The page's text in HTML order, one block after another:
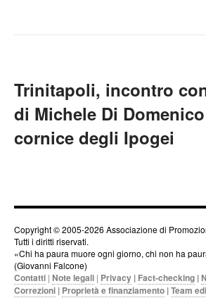
Trinitapoli, incontro
di Michele Di
cornice degli Ipogei
Copyright © 2005-2026 Associazione di
Tutti i diritti riservati.
«Chi ha paura muore ogni giorno, chi non ha
(Giovanni Falcone)
Contatti | Note legali | Privacy | Fact-checking |
Correzioni | Proprietà e finanziamento |Team